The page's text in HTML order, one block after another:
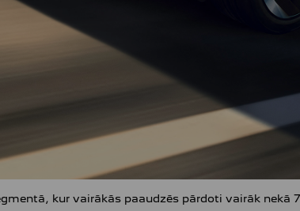
kur vairākās paaudzēs pārdoti vairāk